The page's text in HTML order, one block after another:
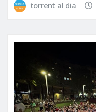
torrent al dia